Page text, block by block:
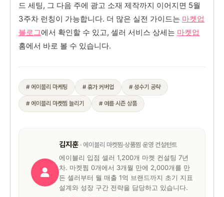
드 세팅, 그 다음 주에 광고 소재 제작까지 이어지면 5월
3주차 런칭이 가능합니다. 더 많은 실전 가이드는 마켓업
블로그에서 확인할 수 있고, 셀러 서비스 상세는 마켓업
홈에서 바로 볼 수 있습니다.
# 에이블리 마케팅 # 휴가 커버업 # 성수기 공략
# 에이블리 마켓찜 늘리기 # 여름 시즌 상품
김지훈 · 에이블리 마켓찜·상품찜 운영 컨설턴트
에이블리 입점 셀러 1,200개 마켓 컨설팅 7년
차. 마켓찜 0개에서 3개월 만에 2,000개를 만
든 셀러부터 월 매출 1억 브랜드까지 초기 지표
설계와 성장 구간 전략을 담당하고 있습니다.